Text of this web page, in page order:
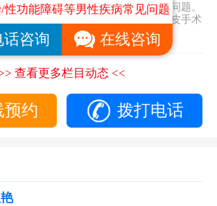
包皮过长是许多男人都会遇到的问题。
那包皮怎么会太长呢？大连割包皮手术
要多少钱？...
查看更多栏目动态 <<
预约 拨打电话
性功能障碍等男性疾病常见问题
话咨询 在线咨询